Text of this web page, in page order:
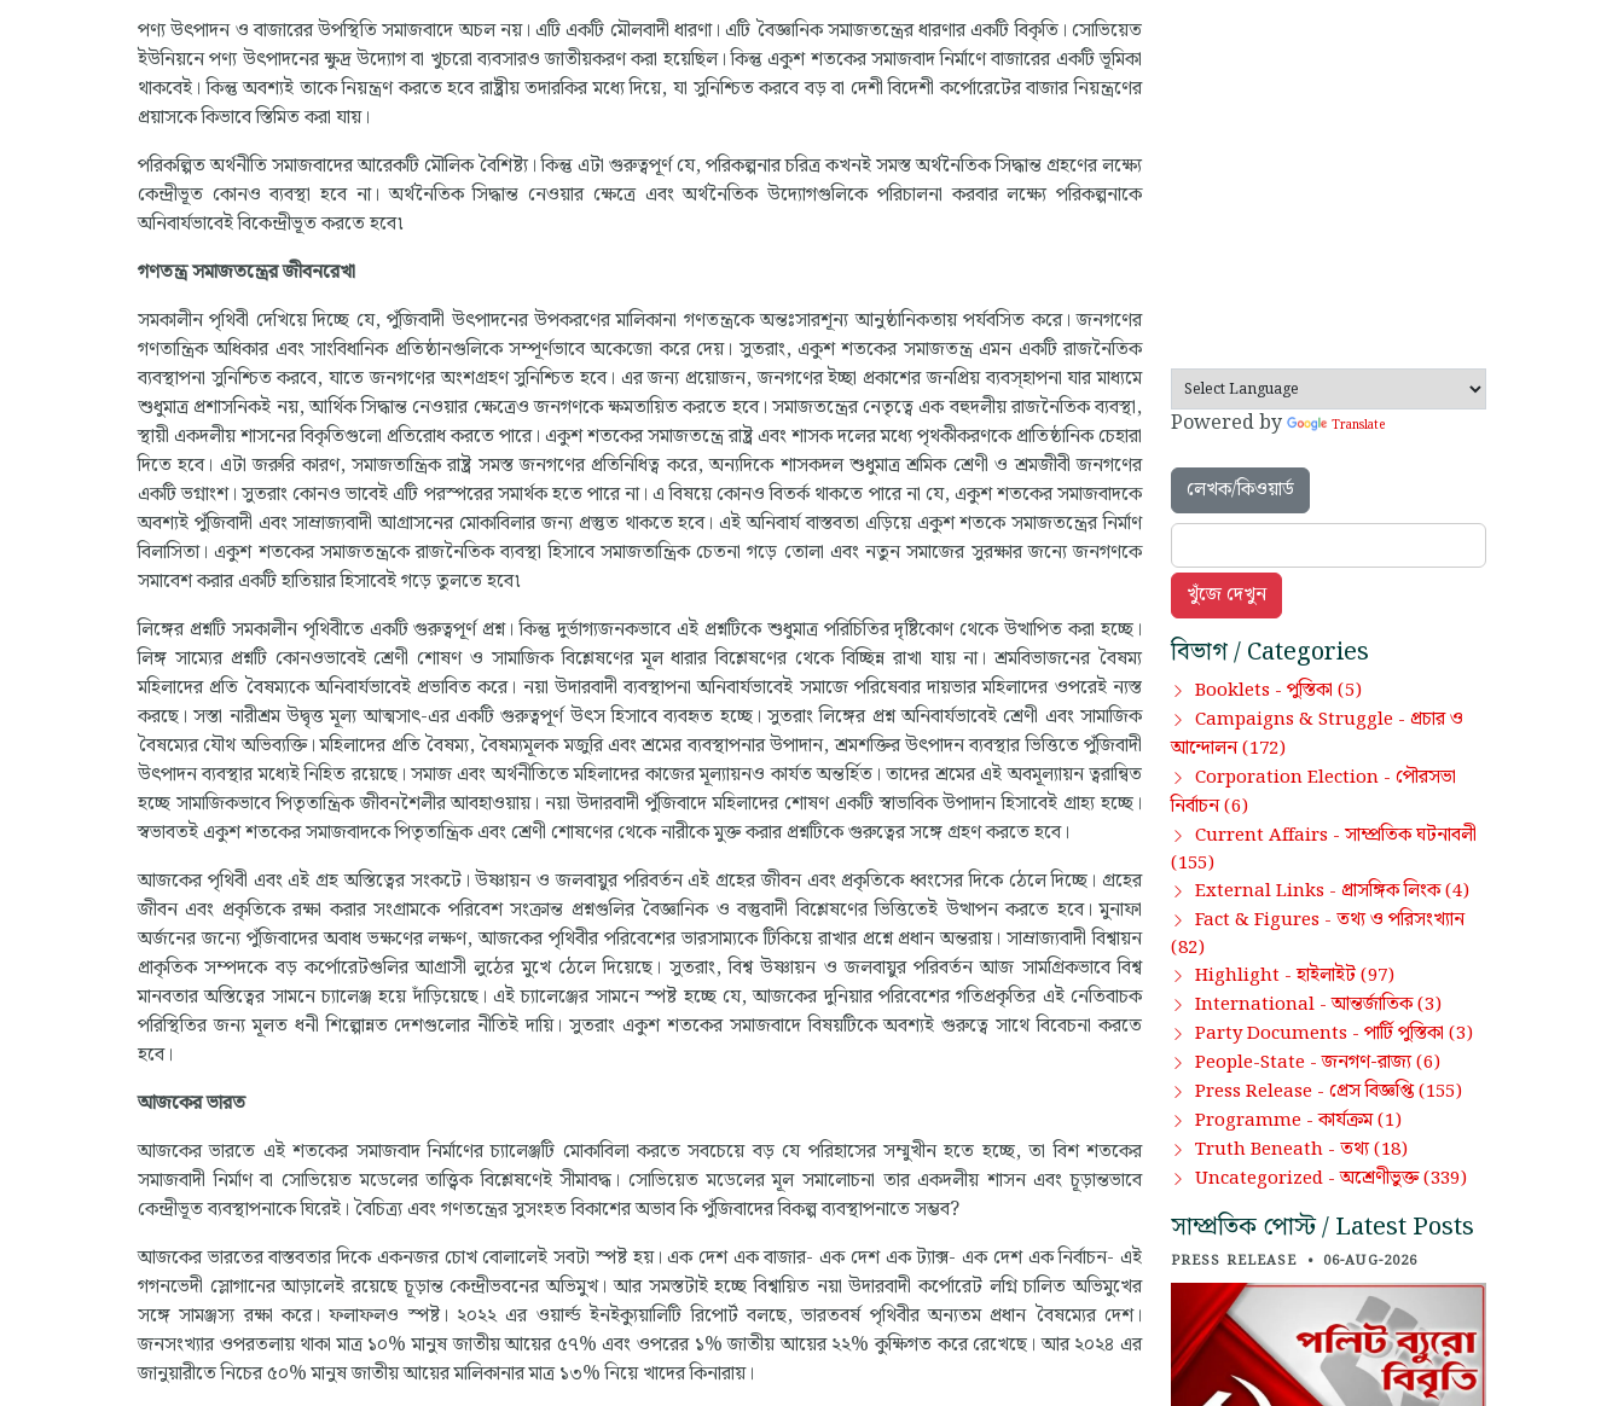
পণ্য উৎপাদন ও বাজারের উপস্থিতি সমাজবাদে অচল নয়। এটি একটি মৌলবাদী ধারণা। এটি বৈজ্ঞানিক সমাজতন্ত্রের ধারণার একটি বিকৃতি। সোভিয়েত
ইউনিয়নে পণ্য উৎপাদনের ক্ষুদ্র উদ্যোগ বা খুচরো ব্যবসারও জাতীয়করণ করা হয়েছিল। কিন্তু একুশ শতকের সমাজবাদ নির্মাণে বাজারের একটি ভূমিকা
থাকবেই। কিন্তু অবশ্যই তাকে নিয়ন্ত্রণ করতে হবে রাষ্ট্রীয় তদারকির মধ্যে দিয়ে, যা সুনিশ্চিত করবে বড় বা দেশী বিদেশী কর্পোরেটের বাজার নিয়ন্ত্রণের
প্রয়াসকে কিভাবে স্তিমিত করা যায়।
পরিকল্পিত অর্থনীতি সমাজবাদের আরেকটি মৌলিক বৈশিষ্ট্য। কিন্তু এটা গুরুত্বপূর্ণ যে, পরিকল্পনার চরিত্র কখনই সমস্ত অর্থনৈতিক সিদ্ধান্ত গ্রহণের লক্ষ্যে
কেন্দ্রীভূত কোনও ব্যবস্থা হবে না। অর্থনৈতিক সিদ্ধান্ত নেওয়ার ক্ষেত্রে এবং অর্থনৈতিক উদ্যোগগুলিকে পরিচালনা করবার লক্ষ্যে পরিকল্পনাকে
অনিবার্যভাবেই বিকেন্দ্রীভূত করতে হবে৷
গণতন্ত্র সমাজতন্ত্রের জীবনরেখা
সমকালীন পৃথিবী দেখিয়ে দিচ্ছে যে, পুঁজিবাদী উৎপাদনের উপকরণের মালিকানা গণতন্ত্রকে অন্তঃসারশূন্য আনুষ্ঠানিকতায় পর্যবসিত করে। জনগণের
গণতান্ত্রিক অধিকার এবং সাংবিধানিক প্রতিষ্ঠানগুলিকে সম্পূর্ণভাবে অকেজো করে দেয়। সুতরাং, একুশ শতকের সমাজতন্ত্র এমন একটি রাজনৈতিক
ব্যবস্থাপনা সুনিশ্চিত করবে, যাতে জনগণের অংশগ্রহণ সুনিশ্চিত হবে। এর জন্য প্রয়োজন, জনগণের ইচ্ছা প্রকাশের জনপ্রিয় ব্যবস্হাপনা যার মাধ্যমে
শুধুমাত্র প্রশাসনিকই নয়, আর্থিক সিদ্ধান্ত নেওয়ার ক্ষেত্রেও জনগণকে ক্ষমতায়িত করতে হবে। সমাজতন্ত্রের নেতৃত্বে এক বহুদলীয় রাজনৈতিক ব্যবস্থা,
স্থায়ী একদলীয় শাসনের বিকৃতিগুলো প্রতিরোধ করতে পারে। একুশ শতকের সমাজতন্ত্রে রাষ্ট্র এবং শাসক দলের মধ্যে পৃথকীকরণকে প্রাতিষ্ঠানিক চেহারা
দিতে হবে। এটা জরুরি কারণ, সমাজতান্ত্রিক রাষ্ট্র সমস্ত জনগণের প্রতিনিধিত্ব করে, অন্যদিকে শাসকদল শুধুমাত্র শ্রমিক শ্রেণী ও শ্রমজীবী জনগণের
একটি ভগ্নাংশ। সুতরাং কোনও ভাবেই এটি পরস্পরের সমার্থক হতে পারে না। এ বিষয়ে কোনও বিতর্ক থাকতে পারে না যে, একুশ শতকের সমাজবাদকে
অবশ্যই পুঁজিবাদী এবং সাম্রাজ্যবাদী আগ্রাসনের মোকাবিলার জন্য প্রস্তুত থাকতে হবে। এই অনিবার্য বাস্তবতা এড়িয়ে একুশ শতকে সমাজতন্ত্রের নির্মাণ
বিলাসিতা। একুশ শতকের সমাজতন্ত্রকে রাজনৈতিক ব্যবস্থা হিসাবে সমাজতান্ত্রিক চেতনা গড়ে তোলা এবং নতুন সমাজের সুরক্ষার জন্যে জনগণকে
সমাবেশ করার একটি হাতিয়ার হিসাবেই গড়ে তুলতে হবে৷
লিঙ্গের প্রশ্নটি সমকালীন পৃথিবীতে একটি গুরুত্বপূর্ণ প্রশ্ন। কিন্তু দুর্ভাগ্যজনকভাবে এই প্রশ্নটিকে শুধুমাত্র পরিচিতির দৃষ্টিকোণ থেকে উত্থাপিত করা হচ্ছে।
লিঙ্গ সাম্যের প্রশ্নটি কোনওভাবেই শ্রেণী শোষণ ও সামাজিক বিশ্লেষণের মূল ধারার বিশ্লেষণের থেকে বিচ্ছিন্ন রাখা যায় না। শ্রমবিভাজনের বৈষম্য
মহিলাদের প্রতি বৈষম্যকে অনিবার্যভাবেই প্রভাবিত করে। নয়া উদারবাদী ব্যবস্থাপনা অনিবার্যভাবেই সমাজে পরিষেবার দায়ভার মহিলাদের ওপরেই ন্যস্ত
করছে। সস্তা নারীশ্রম উদ্বৃত্ত মূল্য আত্মসাৎ-এর একটি গুরুত্বপূর্ণ উৎস হিসাবে ব্যবহৃত হচ্ছে। সুতরাং লিঙ্গের প্রশ্ন অনিবার্যভাবেই শ্রেণী এবং সামাজিক
বৈষম্যের যৌথ অভিব্যক্তি। মহিলাদের প্রতি বৈষম্য, বৈষম্যমূলক মজুরি এবং শ্রমের ব্যবস্থাপনার উপাদান, শ্রমশক্তির উৎপাদন ব্যবস্থার ভিত্তিতে পুঁজিবাদী
উৎপাদন ব্যবস্থার মধ্যেই নিহিত রয়েছে। সমাজ এবং অর্থনীতিতে মহিলাদের কাজের মূল্যায়নও কার্যত অন্তর্হিত। তাদের শ্রমের এই অবমূল্যায়ন ত্বরান্বিত
হচ্ছে সামাজিকভাবে পিতৃতান্ত্রিক জীবনশৈলীর আবহাওয়ায়। নয়া উদারবাদী পুঁজিবাদে মহিলাদের শোষণ একটি স্বাভাবিক উপাদান হিসাবেই গ্রাহ্য হচ্ছে।
স্বভাবতই একুশ শতকের সমাজবাদকে পিতৃতান্ত্রিক এবং শ্রেণী শোষণের থেকে নারীকে মুক্ত করার প্রশ্নটিকে গুরুত্বের সঙ্গে গ্রহণ করতে হবে।
আজকের পৃথিবী এবং এই গ্রহ অস্তিত্বের সংকটে। উষ্ণায়ন ও জলবায়ুর পরিবর্তন এই গ্রহের জীবন এবং প্রকৃতিকে ধ্বংসের দিকে ঠেলে দিচ্ছে। গ্রহের
জীবন এবং প্রকৃতিকে রক্ষা করার সংগ্রামকে পরিবেশ সংক্রান্ত প্রশ্নগুলির বৈজ্ঞানিক ও বস্তুবাদী বিশ্লেষণের ভিত্তিতেই উত্থাপন করতে হবে। মুনাফা
অর্জনের জন্যে পুঁজিবাদের অবাধ ভক্ষণের লক্ষণ, আজকের পৃথিবীর পরিবেশের ভারসাম্যকে টিকিয়ে রাখার প্রশ্নে প্রধান অন্তরায়। সাম্রাজ্যবাদী বিশ্বায়ন
প্রাকৃতিক সম্পদকে বড় কর্পোরেটগুলির আগ্রাসী লুঠের মুখে ঠেলে দিয়েছে। সুতরাং, বিশ্ব উষ্ণায়ন ও জলবায়ুর পরিবর্তন আজ সামগ্রিকভাবে বিশ্ব
মানবতার অস্তিত্বের সামনে চ্যালেঞ্জ হয়ে দাঁড়িয়েছে। এই চ্যালেঞ্জের সামনে স্পষ্ট হচ্ছে যে, আজকের দুনিয়ার পরিবেশের গতিপ্রকৃতির এই নেতিবাচক
পরিস্থিতির জন্য মূলত ধনী শিল্পোন্নত দেশগুলোর নীতিই দায়ি। সুতরাং একুশ শতকের সমাজবাদে বিষয়টিকে অবশ্যই গুরুত্বে সাথে বিবেচনা করতে
হবে।
আজকের ভারত
আজকের ভারতে এই শতকের সমাজবাদ নির্মাণের চ্যালেঞ্জটি মোকাবিলা করতে সবচেয়ে বড় যে পরিহাসের সম্মুখীন হতে হচ্ছে, তা বিশ শতকের
সমাজবাদী নির্মাণ বা সোভিয়েত মডেলের তাত্ত্বিক বিশ্লেষণেই সীমাবদ্ধ। সোভিয়েত মডেলের মূল সমালোচনা তার একদলীয় শাসন এবং চূড়ান্তভাবে
কেন্দ্রীভূত ব্যবস্থাপনাকে ঘিরেই। বৈচিত্র্য এবং গণতন্ত্রের সুসংহত বিকাশের অভাব কি পুঁজিবাদের বিকল্প ব্যবস্থাপনাতে সম্ভব?
আজকের ভারতের বাস্তবতার দিকে একনজর চোখ বোলালেই সবটা স্পষ্ট হয়। এক দেশ এক বাজার- এক দেশ এক ট্যাক্স- এক দেশ এক নির্বাচন- এই
গগনভেদী স্লোগানের আড়ালেই রয়েছে চূড়ান্ত কেন্দ্রীভবনের অভিমুখ। আর সমস্তটাই হচ্ছে বিশ্বায়িত নয়া উদারবাদী কর্পোরেট লগ্নি চালিত অভিমুখের
সঙ্গে সামঞ্জস্য রক্ষা করে। ফলাফলও স্পষ্ট। ২০২২ এর ওয়ার্ল্ড ইনইক্যুয়ালিটি রিপোর্ট বলছে, ভারতবর্ষ পৃথিবীর অন্যতম প্রধান বৈষম্যের দেশ।
জনসংখ্যার ওপরতলায় থাকা মাত্র ১০% মানুষ জাতীয় আয়ের ৫৭% এবং ওপরের ১% জাতীয় আয়ের ২২% কুক্ষিগত করে রেখেছে। আর ২০২৪ এর
জানুয়ারীতে নিচের ৫০% মানুষ জাতীয় আয়ের মালিকানার মাত্র ১৩% নিয়ে খাদের কিনারায়।
Powered by Translate
লেখক/কিওয়ার্ড
বিভাগ / Categories
Booklets - পুস্তিকা (5)
Campaigns & Struggle - প্রচার ও
আন্দোলন(172)
Corporation Election - পৌরসভা
নির্বাচন(6)
Current Affairs - সাম্প্রতিক ঘটনাবলী
(155)
External Links - প্রাসঙ্গিক লিংক(4)
Fact & Figures - তথ্য ও পরিসংখ্যান
(82)
Highlight -হাইলাইট(97)
International -আন্তর্জাতিক(3)
Party Documents - পার্টি পুস্তিকা (3)
People-State -জনগণ-রাজ্য(6)
Press Release - প্রেস বিজ্ঞপ্তি(155)
Programme -কার্যক্রম(1)
Truth Beneath - তথ্য(18)
Uncategorized -অশ্রেণীভুক্ত(339)
সাম্প্রতিক পোস্ট / Latest Posts
PRESS RELEASE • 06-AUG-2026